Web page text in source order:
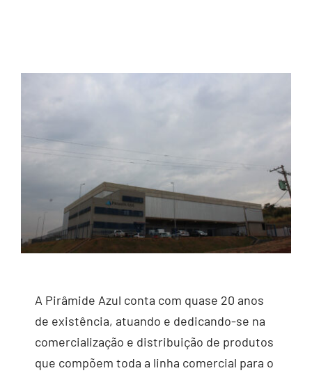
A Pirâmide Azul conta com quase 20 anos
de existência, atuando e dedicando-se na
comercialização e distribuição de produtos
que compõem toda a linha comercial para o